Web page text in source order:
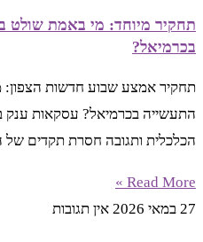
תחקיר מיוחד: מי באמת שולט
בכרמיאל?
תחקיר אמצע שבוע חדשות הצפון:
התעשייה בכרמיאל? עסקאות
הכלכלית ותגובה חסרת תקדים של
Read More »
27 במאי 2026
אין תגובות